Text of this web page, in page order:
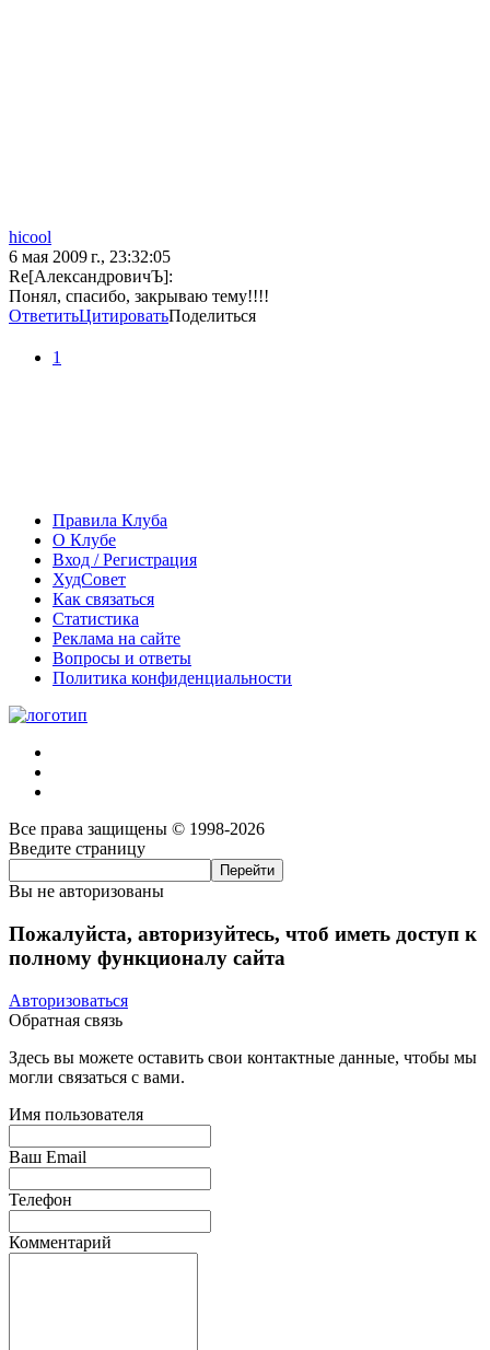
hicool
6 мая 2009 г., 23:32:05
Re[АлександровичЪ]:
Понял, спасибо, закрываю тему!!!!
ОтветитьЦитироватьПоделиться
1
Правила Клуба
О Клубе
Вход / Регистрация
ХудСовет
Как связаться
Статистика
Реклама на сайте
Вопросы и ответы
Политика конфиденциальности
Все права защищены © 1998-2026
Введите страницу
Вы не авторизованы
Пожалуйста, авторизуйтесь, чтоб иметь доступ к
полному функционалу сайта
Авторизоваться
Обратная связь
Здесь вы можете оставить свои контактные данные, чтобы мы
могли связаться с вами.
Имя пользователя
Ваш Email
Телефон
Комментарий